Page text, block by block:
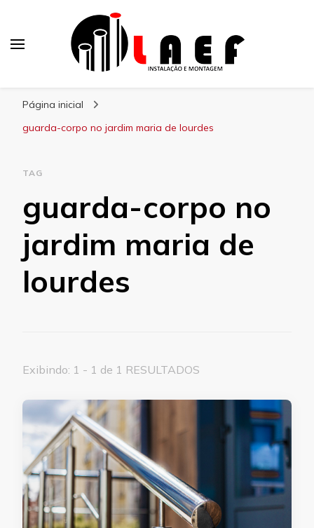
Página inicial
guarda-corpo no jardim maria de lourdes
TAG
guarda-corpo no
jardim maria de
lourdes
Exibindo: 1 - 1 de 1 RESULTADOS